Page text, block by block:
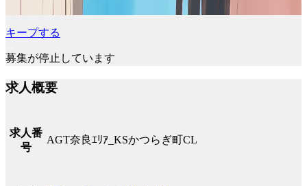
キープする
募集が停止しています
求人概要
求人番
号
AGT奈良ｴﾘｱ_KSかつらぎ町CL